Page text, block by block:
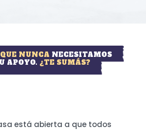
NUNCA NECESITAMOS
APOYO. ¿TE SUMÁS?
está abierta a que todos